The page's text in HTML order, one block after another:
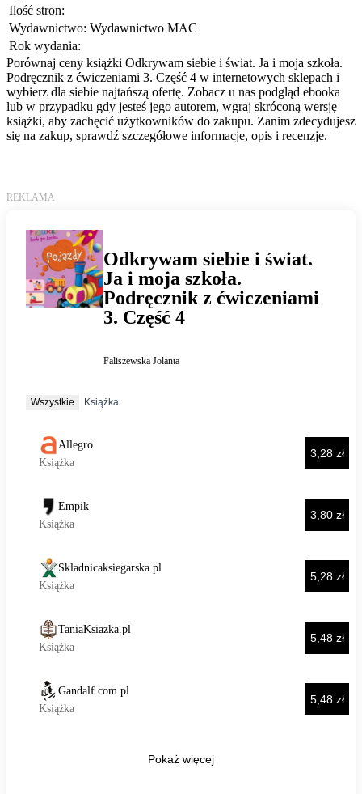
Ilość stron:
Wydawnictwo: Wydawnictwo MAC
Rok wydania:
Porównaj ceny książki Odkrywam siebie i świat. Ja i moja szkoła.
Podręcznik z ćwiczeniami 3. Część 4 w internetowych sklepach i
wybierz dla siebie najtańszą ofertę. Zobacz u nas podgląd ebooka
lub w przypadku gdy jesteś jego autorem, wgraj skróconą wersję
książki, aby zachęcić użytkowników do zakupu. Zanim zdecydujesz
się na zakup, sprawdź szczegółowe informacje, opis i recenzje.